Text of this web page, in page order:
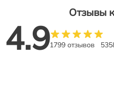
Отзывы
4.91799 отзывов